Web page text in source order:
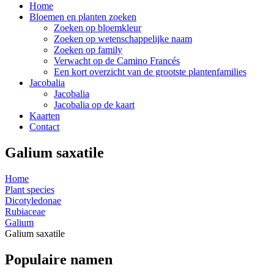
Home
Bloemen en planten zoeken
Zoeken op bloemkleur
Zoeken op wetenschappelijke naam
Zoeken op family
Verwacht op de Camino Francés
Een kort overzicht van de grootste plantenfamilies
Jacobalia
Jacobalia
Jacobalia op de kaart
Kaarten
Contact
Galium saxatile
Home
Plant species
Dicotyledonae
Rubiaceae
Galium
Galium saxatile
Populaire namen